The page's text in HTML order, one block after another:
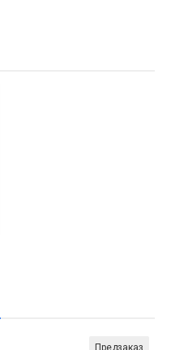
Предзаказ